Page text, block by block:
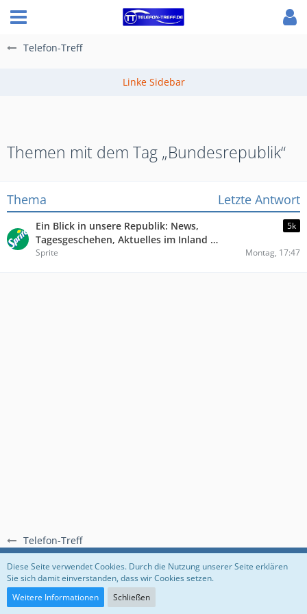
Telefon-Treff
Telefon-Treff
Themen mit dem Tag „Bundesrepublik“
Thema Letzte Antwort
Ein Blick in unsere Republik: News,
Tagesgeschehen, Aktuelles im Inland …
5k
Sprite Montag, 17:47
Regeln Datenschutzerklärung Impressum
Community-Software:
Diese Seite verwendet Cookies. Durch die Nutzung unserer Seite erklären
Sie sich damit einverstanden, dass wir Cookies setzen.
Weitere Informationen
Schließen